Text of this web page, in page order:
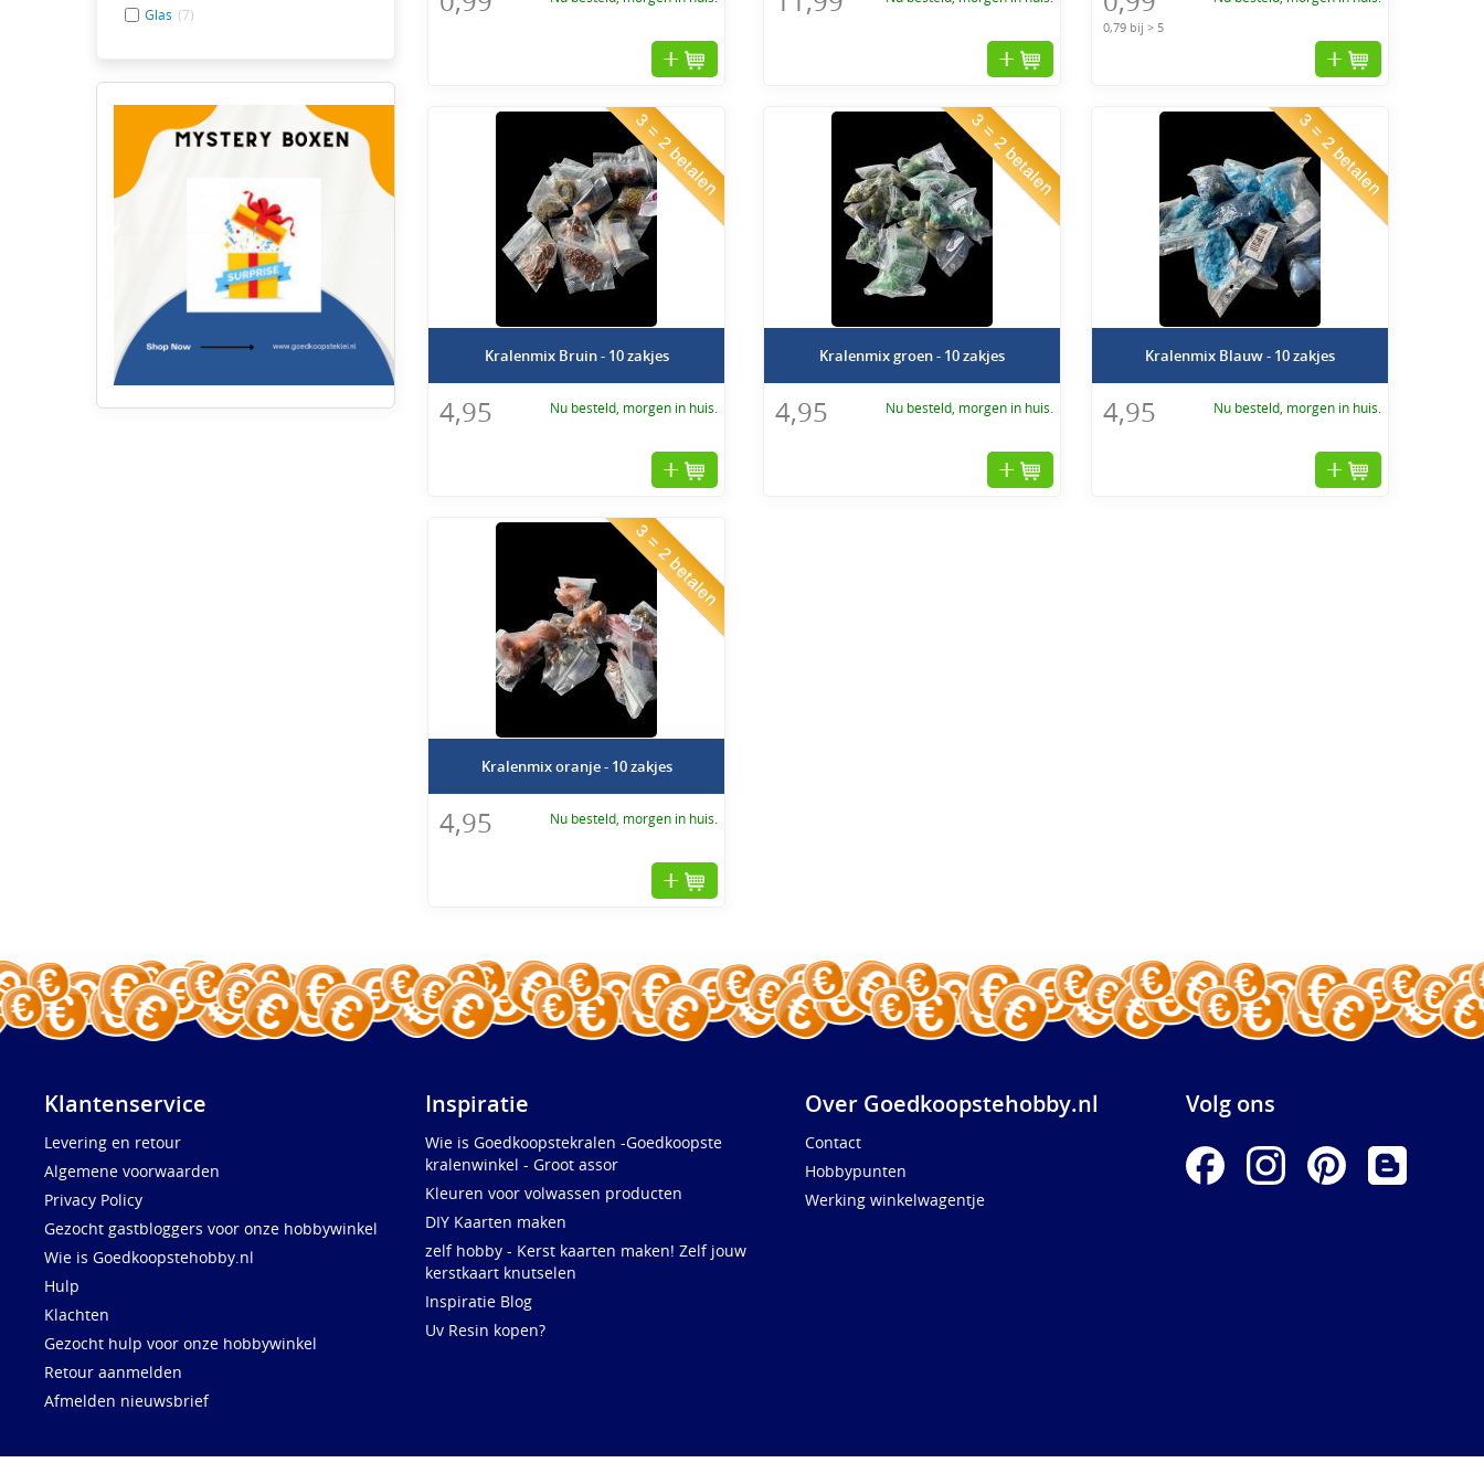
Glas (7)
nodig, neem dan gerust contact op via de livechat. Wij helpen u graag bij het vinden van de meest geschikte materialen voor elk gebruik.
0,79 bij > 5
3 = 2 betalen
Kralenmix Bruin - 10 zakjes
4,95 Nu besteld, morgen in huis.
3 = 2 betalen
Kralenmix groen - 10 zakjes
4,95 Nu besteld, morgen in huis.
3 = 2 betalen
Kralenmix Blauw - 10 zakjes
4,95 Nu besteld, morgen in huis.
3 = 2 betalen
Kralenmix oranje - 10 zakjes
4,95 Nu besteld, morgen in huis.
Klantenservice
Levering en retour
Algemene voorwaarden
Privacy Policy
Gezocht gastbloggers voor onze hobbywinkel
Wie is Goedkoopstehobby.nl
Hulp
Klachten
Gezocht hulp voor onze hobbywinkel
Retour aanmelden
Afmelden nieuwsbrief
Inspiratie
Wie is Goedkoopstekralen -Goedkoopste
kralenwinkel - Groot assor
Kleuren voor volwassen producten
DIY Kaarten maken
zelf hobby - Kerst kaarten maken! Zelf jouw
kerstkaart knutselen
Inspiratie Blog
Uv Resin kopen?
Over Goedkoopstehobby.nl
Contact
Hobbypunten
Werking winkelwagentje
Volg ons